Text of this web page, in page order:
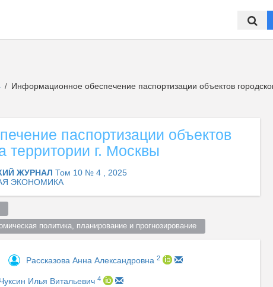
/ Информационное обеспечение паспортизации объектов
паспортизации объектов
территории г. Москвы
ЖУРНАЛ Том 10 № 4 , 2025
ЭКОНОМИКА
политика, планирование и прогнозирование
Рассказова Анна Александровна 2
Чуксин Илья Витальевич 4